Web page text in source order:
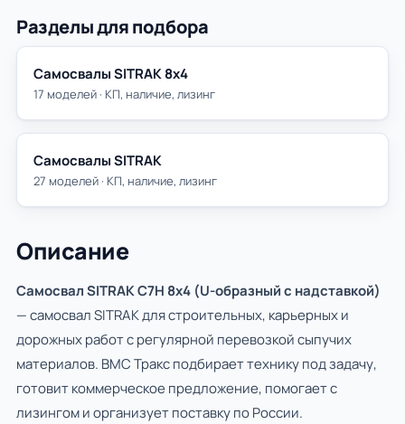
Разделы для подбора
Самосвалы SITRAK 8х4
17 моделей · КП, наличие, лизинг
Самосвалы SITRAK
27 моделей · КП, наличие, лизинг
Описание
Самосвал SITRAK C7H 8x4 (U-образный с надставкой)
— самосвал SITRAK для строительных, карьерных и
дорожных работ с регулярной перевозкой сыпучих
материалов. ВМС Тракс подбирает технику под задачу,
готовит коммерческое предложение, помогает с
лизингом и организует поставку по России.